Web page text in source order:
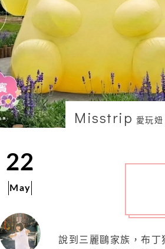
Misstrip 愛玩妞
22
May
說到三麗鷗家族，布